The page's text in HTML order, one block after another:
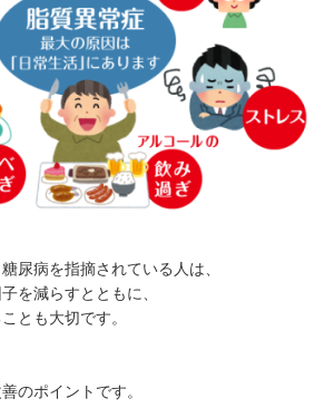
尿病を指摘されている人は、
を減らすとともに、
とも大切です。
のポイントです。